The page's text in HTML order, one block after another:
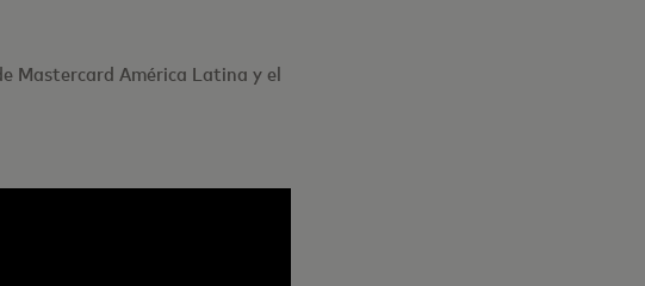
Mastercard América Latina y el